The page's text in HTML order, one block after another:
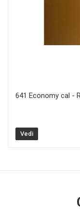
641 Economy cal -
Vedi